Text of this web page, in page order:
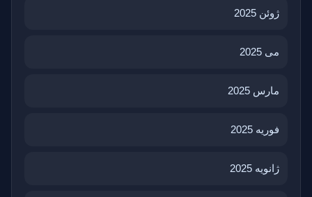
ژوئن 2025
می 2025
مارس 2025
فوریه 2025
ژانویه 2025